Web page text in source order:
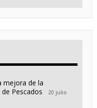
mejora de la
Pescados
20 julio